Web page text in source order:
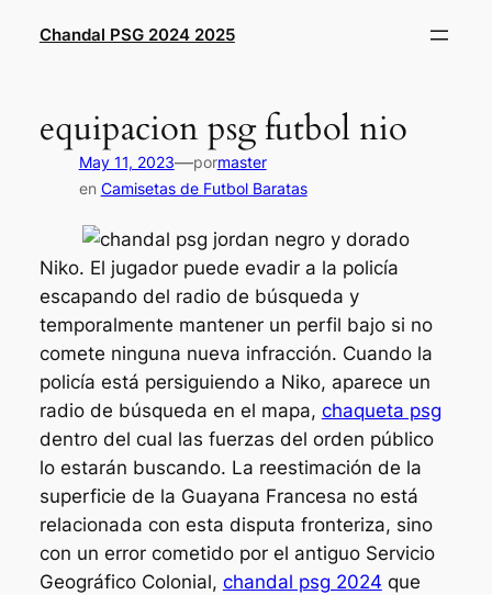
Chandal PSG 2024 2025
equipacion psg futbol nio
May 11, 2023—pormaster
en Camisetas de Futbol Baratas
Niko. El jugador puede evadir a la policía
escapando del radio de búsqueda y
temporalmente mantener un perfil bajo si no
comete ninguna nueva infracción. Cuando la
policía está persiguiendo a Niko, aparece un
radio de búsqueda en el mapa, chaqueta psg
dentro del cual las fuerzas del orden público
lo estarán buscando. La reestimación de la
superficie de la Guayana Francesa no está
relacionada con esta disputa fronteriza, sino
con un error cometido por el antiguo Servicio
Geográfico Colonial, chandal psg 2024 que